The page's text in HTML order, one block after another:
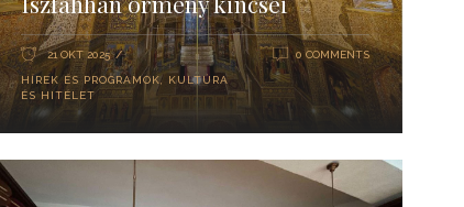
21 OKT 2025
HÍREK ÉS PROGRAMOK, KULTÚRA
ÉS HITÉLET
0 COMMENTS